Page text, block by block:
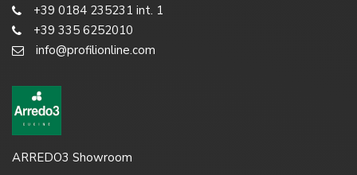
+39 0184 235231 int. 1
+39 335 6252010
info@profilionline.com
ARREDO3 Showroom